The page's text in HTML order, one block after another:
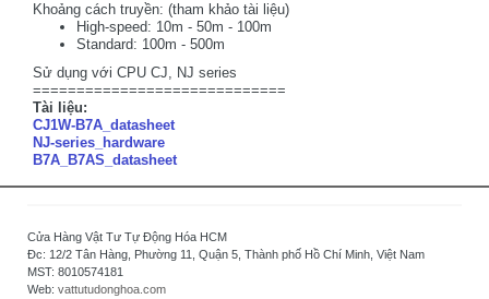
Khoảng cách truyền: (tham khảo tài liệu)
High-speed: 10m - 50m - 100m
Standard: 100m - 500m
Sử dụng với CPU CJ, NJ series
=============================
Tài liệu:
CJ1W-B7A_datasheet
NJ-series_hardware
B7A_B7AS_datasheet
Cửa Hàng Vật Tư Tự Động Hóa HCM
Đc: 12/2 Tân Hàng, Phường 11, Quận 5, Thành phố Hồ Chí Minh, Việt Nam
MST: 8010574181
Web: vattutudonghoa.com